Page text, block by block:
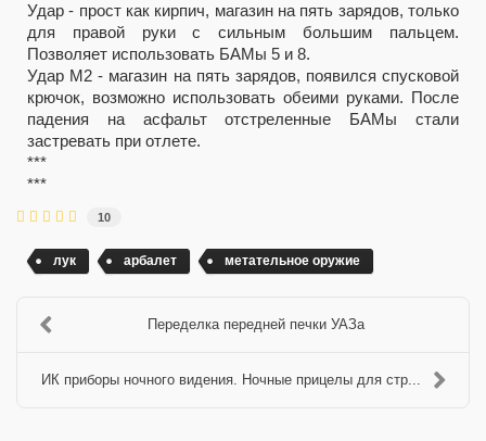
Удар - прост как кирпич, магазин на пять зарядов, только
для правой руки с сильным большим пальцем.
Позволяет использовать БАМы 5 и 8.
Удар М2 - магазин на пять зарядов, появился спусковой
крючок, возможно использовать обеими руками. После
падения на асфальт отстреленные БАМы стали
застревать при отлете.
***
***
10
лук арбалет метательное оружие
Переделка передней печки УАЗа
ИК приборы ночного видения. Ночные прицелы для стр...